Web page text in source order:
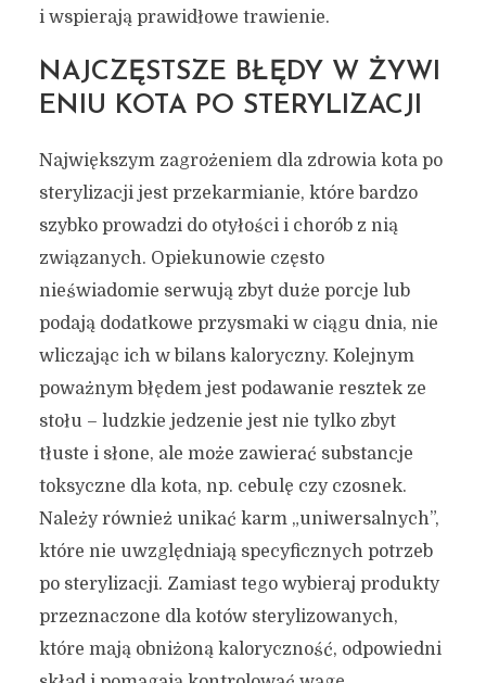
i wspierają prawidłowe trawienie.
NAJCZĘSTSZE BŁĘDY W ŻYWI
ENIU KOTA PO STERYLIZACJI
Największym zagrożeniem dla zdrowia kota po
sterylizacji jest przekarmianie, które bardzo
szybko prowadzi do otyłości i chorób z nią
związanych. Opiekunowie często
nieświadomie serwują zbyt duże porcje lub
podają dodatkowe przysmaki w ciągu dnia, nie
wliczając ich w bilans kaloryczny. Kolejnym
poważnym błędem jest podawanie resztek ze
stołu – ludzkie jedzenie jest nie tylko zbyt
tłuste i słone, ale może zawierać substancje
toksyczne dla kota, np. cebulę czy czosnek.
Należy również unikać karm „uniwersalnych”,
które nie uwzględniają specyficznych potrzeb
po sterylizacji. Zamiast tego wybieraj produkty
przeznaczone dla kotów sterylizowanych,
które mają obniżoną kaloryczność, odpowiedni